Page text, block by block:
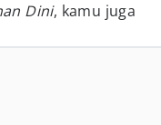
Dini, kamu juga